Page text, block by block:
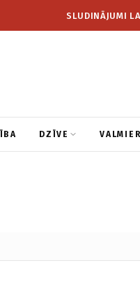
SLUDINĀJUMI
DZĪVE